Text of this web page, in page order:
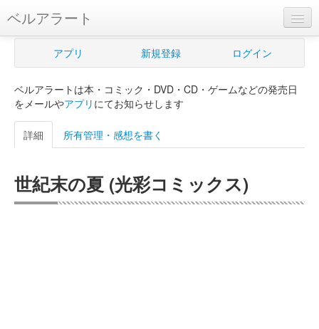
ベルアラート
ベルアラートとは
新規登録
ログイン
購入管理
アプリ 新規登録 ログイン
ベルアラートは本・コミック・DVD・CD・ゲームなどの発売日
をメールやアプリ にてお知らせします
詳細 所有管理・感想を書く
世紀末の夏 (光彩コミックス)